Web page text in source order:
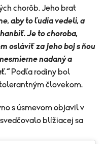
chorôb. Jeho brat
aby to ľudia vedeli, a
Je to choroba,
osláviť za jeho boj s ňou
nadaný a
Podľa rodiny bol
človekom.
s úsmevom objavil v
blížiacej sa